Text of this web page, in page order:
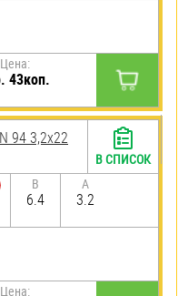
Цена:
43коп.
94 3,2х22
B
6.4
A
3.2
Цена:
В СПИСОК